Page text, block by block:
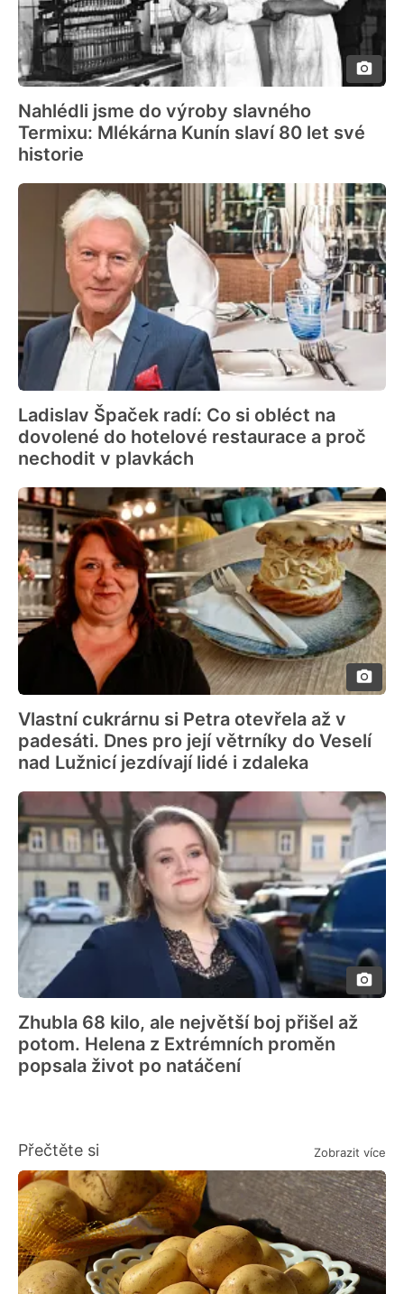
Nahlédli jsme do výroby slavného
Termixu: Mlékárna Kunín slaví 80 let své
historie
Ladislav Špaček radí: Co si obléct na
dovolené do hotelové restaurace a proč
nechodit v plavkách
Vlastní cukrárnu si Petra otevřela až v
padesáti. Dnes pro její větrníky do Veselí
nad Lužnicí jezdívají lidé i zdaleka
Zhubla 68 kilo, ale největší boj přišel až
potom. Helena z Extrémních proměn
popsala život po natáčení
Přečtěte si Zobrazit více